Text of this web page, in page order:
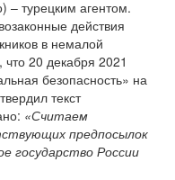
– турецким агентом.
действия
в немалой
20 декабря 2021
безопасность» на
текст
«Считаем
предпосылок
государство России